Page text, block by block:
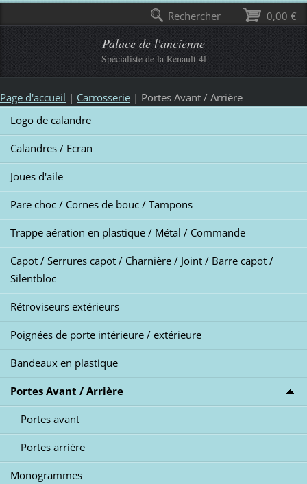
Palace de l'ancienne
Spécialiste de la Renault 4l
Page d'accueil | Carrosserie | Portes Avant / Arrière
Logo de calandre
Calandres / Ecran
Joues d'aile
Pare choc / Cornes de bouc / Tampons
Trappe aération en plastique / Métal / Commande
Capot / Serrures capot / Charnière / Joint / Barre capot /
Silentbloc
Rétroviseurs extérieurs
Poignées de porte intérieure / extérieure
Bandeaux en plastique
Portes Avant / Arrière
Portes avant
Portes arrière
Monogrammes
0,00 €
Rechercher